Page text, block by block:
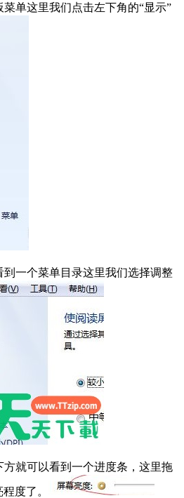
单这里我们点击左下角的“显示”
一个菜单目录这里我们选择调整
就可以看到一个进度条，这里拖
度了。